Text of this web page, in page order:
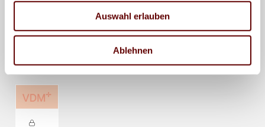
Auswahl erlauben
Ablehnen
September
2024
24. Juni
21. Juni
21. Juni